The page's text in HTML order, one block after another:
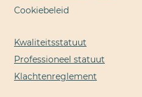
Cookiebeleid
Kwaliteitsstatuut
Professioneel statuut
Klachtenreglement